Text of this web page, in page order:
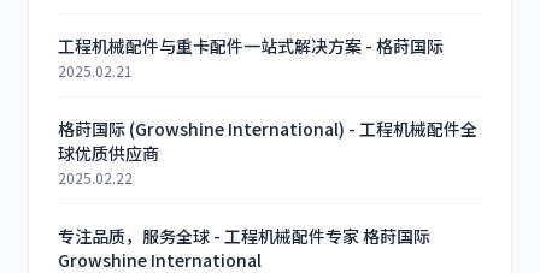
工程机械配件与重卡配件一站式解决方案 - 格莳国际
2025.02.21
格莳国际 (Growshine International) - 工程机械配件全
球优质供应商
2025.02.22
专注品质，服务全球 - 工程机械配件专家 格莳国际
Growshine International